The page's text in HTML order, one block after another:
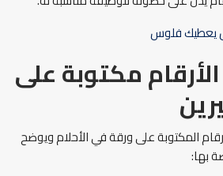
يعطيك فلوس
مكتوبة على
المكتوبة على ورقة في الأحلام ويوضح
بها: